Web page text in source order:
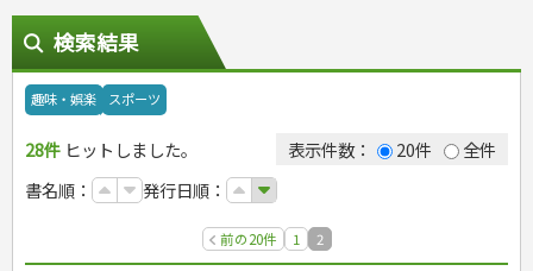
スポーツ
スポーツルール
野球
ゴルフ
トレーニング
ジュニアスポーツ
その他スポーツ
自然・アウトドア・ペット
アウトドア
娯楽・ゲーム・占い
検索結果
趣味・娯楽 スポーツ
28件 ヒットしました。 表示件数： 20件
全件
書名順：
発行日順：
前の20件 1 2